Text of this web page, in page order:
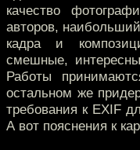
качество
авторов,
кадра и
смешные,
Работы
остальном же
требования к EXIF
А вот пояснения к